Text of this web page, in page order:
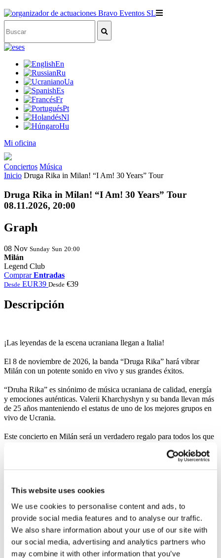
This website uses cookies
We use cookies to personalise content and ads, to
provide social media features and to analyse our traffic.
We also share information about your use of our site with
our social media, advertising and analytics partners who
may combine it with other information that you’ve
es
En
Ru
Ua
Es
Fr
Pt
Nl
Hu
Mi oficina
Conciertos Música
Inicio Druga Rika in Milan! “I Am! 30 Years” Tour
Druga Rika in Milan! “I Am! 30 Years” Tour
08.11.2026, 20:00
Graph
08 Nov Sunday Sun 20:00
Milán
Legend Club
ComprarEntradas
Desde EUR39 Desde €39
Descripción
¡Las leyendas de la escena ucraniana llegan a Italia!
El 8 de noviembre de 2026, la banda “Druga Rika” hará vibrar
Milán con un potente sonido en vivo y sus grandes éxitos.
“Druha Rika” es sinónimo de música ucraniana de calidad, energía
y emociones auténticas. Valerii Kharchyshyn y su banda llevan más
de 25 años manteniendo el estatus de uno de los mejores grupos en
vivo de Ucrania.
Este concierto en Milán será un verdadero regalo para todos los que
sonido moderno se entrelaza con clásicos que ya forman parte de la
muchas otras canciones se cantarán junto con el público. Sin
playback — solo música honesta y energía poderosa.
¡Sé parte de un gran espectáculo de rock!
Milán, prepárate para cantar al unísono. ¡Compra tus entradas para
el concierto de “Druha Rika” hoy y asegúrate una noche que
recordarás para siempre!